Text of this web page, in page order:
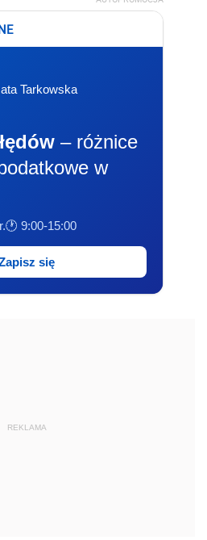
Tarkowska
– różnice
w
🕐 9:00-15:00
się
REKLAMA